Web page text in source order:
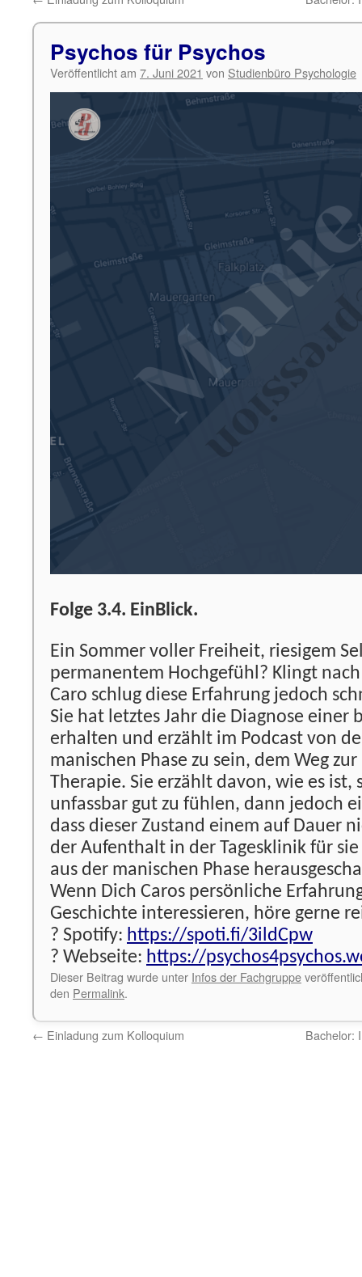
Psychos für Psychos
Veröffentlicht am 7. Juni 2021 von Studienbüro Psychologie
Folge 3.4. EinBlick.
Ein Sommer voller Freiheit, riesigem
permanentem Hochgefühl? Klingt
Caro schlug diese Erfahrung jedoch
Sie hat letztes Jahr die Diagnose einer
erhalten und erzählt im Podcast von
manischen Phase zu sein, dem Weg
Therapie. Sie erzählt davon, wie es ist,
unfassbar gut zu fühlen, dann jedoch
dass dieser Zustand einem auf Dauer
der Aufenthalt in der Tagesklinik für
aus der manischen Phase
Wenn Dich Caros persönliche
Geschichte interessieren, höre gerne
? Spotify: https://spoti.fi/3ildCpw
? Webseite: https://
Dieser Beitrag wurde unter Infos der Fachgruppe
den Permalink.
← Einladung zum Kolloquium Bachelor: